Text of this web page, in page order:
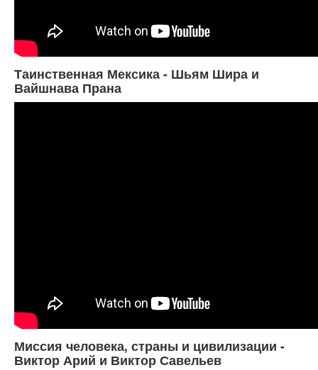
Таинственная Мексика - Шьям Шира и
Вайшнава Прана
Миссия человека, страны и цивилизации -
Виктор Арий и Виктор Савельев